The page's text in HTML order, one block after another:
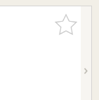
お気に入
りに追加